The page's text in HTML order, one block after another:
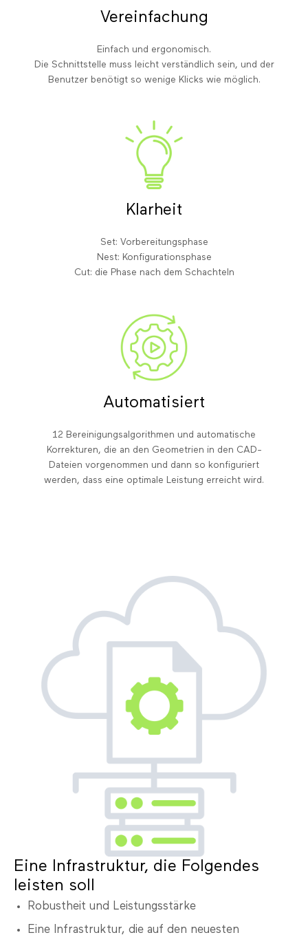
Vereinfachung
Einfach und ergonomisch.
Die Schnittstelle muss leicht verständlich sein, und der
Benutzer benötigt so wenige Klicks wie möglich.
Klarheit
Set: Vorbereitungsphase
Nest: Konfigurationsphase
Cut: die Phase nach dem Schachteln
Automatisiert
12 Bereinigungsalgorithmen und automatische
Korrekturen, die an den Geometrien in den CAD-
Dateien vorgenommen und dann so konfiguriert
werden, dass eine optimale Leistung erreicht wird.
Eine Infrastruktur, die Folgendes
leisten soll
Robustheit und Leistungsstärke
Eine Infrastruktur, die auf den neuesten